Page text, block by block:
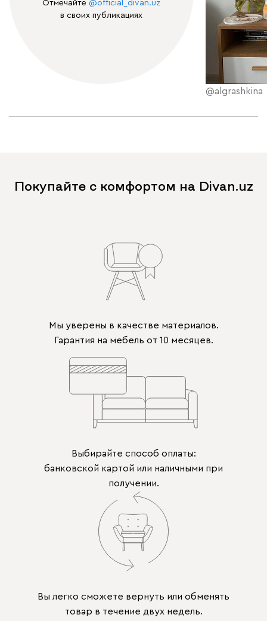
Отмечайте @official_divan.uz
в своих публикациях
@algrashkina
Покупайте с комфортом на Divan.uz
Мы уверены в качестве материалов.
Гарантия на мебель от 10 месяцев.
Выбирайте способ оплаты:
банковской картой или наличными при
получении.
Вы легко сможете вернуть или обменять
товар в течение двух недель.